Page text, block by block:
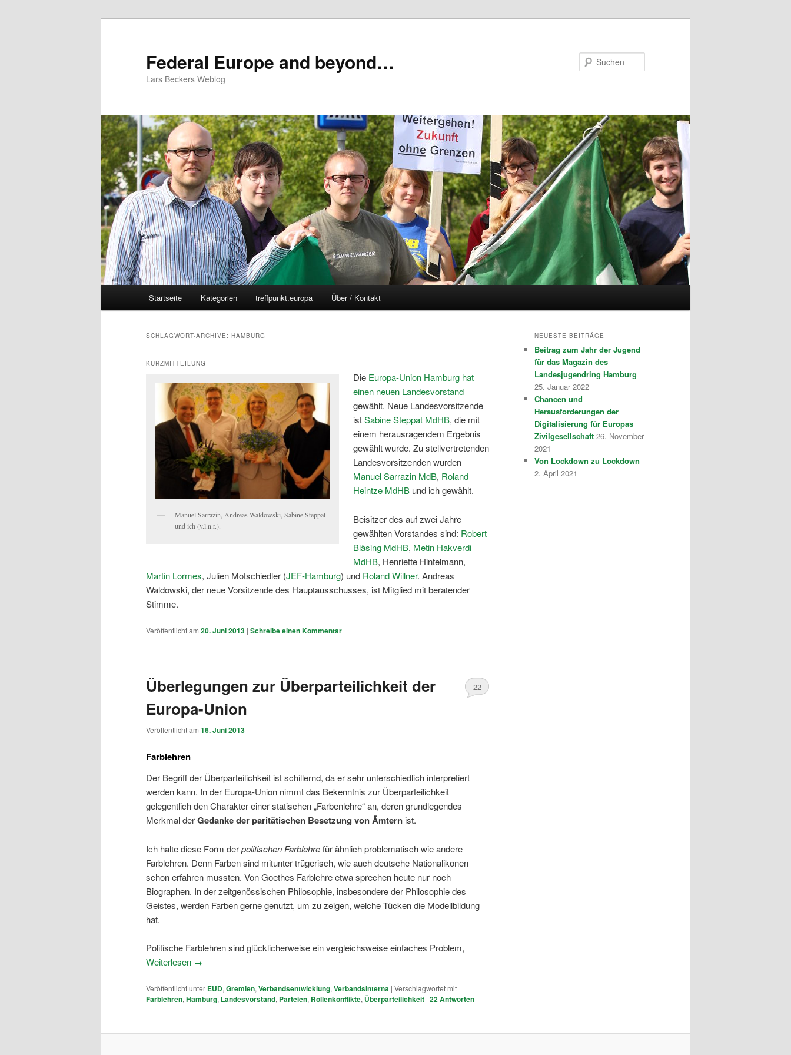
Federal Europe and beyond…
Lars Beckers Weblog
Startseite Kategorien treffpunkt.europa Über / Kontakt
SCHLAGWORT-ARCHIVE: HAMBURG
KURZMITTEILUNG
Manuel Sarrazin, Andreas Waldowski, Sabine Steppat
und ich (v.l.n.r.).
Die Europa-Union Hamburg hat
einen neuen Landesvorstand
gewählt. Neue Landesvorsitzende
istSabine Steppat MdHB, die mit
einem herausragendem Ergebnis
gewählt wurde. Zu stellvertretenden
Landesvorsitzenden wurden
Manuel Sarrazin MdB, Roland
Heintze MdHB und ich gewählt.
Beisitzer des auf zwei Jahre
gewählten Vorstandes sind: Robert
Bläsing MdHB, Metin Hakverdi
MdHB, Henriette Hintelmann,
Martin Lormes, Julien Motschiedler (JEF-Hamburg) und Roland Willner. Andreas
Waldowski, der neue Vorsitzende des Hauptausschusses, ist Mitglied mit beratender
Stimme.
Veröffentlicht am 20. Juni 2013 | Schreibe einen Kommentar
Überlegungen zur Überparteilichkeit der
Europa-Union
Veröffentlicht am 16. Juni 2013
22
Farblehren
Der Begriff der Überparteilichkeit ist schillernd, da er sehr unterschiedlich interpretiert
werden kann. In der Europa-Union nimmt das Bekenntnis zur Überparteilichkeit
gelegentlich den Charakter einer statischen „Farbenlehre“ an, deren grundlegendes
Merkmal derGedanke der paritätischen Besetzung vonÄmtern ist.
Ich halte diese Form derpolitischen Farblehrefür ähnlich problematisch wie andere
Farblehren. Denn Farben sind mitunter trügerisch, wie auch deutsche Nationalikonen
schon erfahren mussten. Von Goethes Farblehre etwa sprechen heute nur noch
Biographen. In der zeitgenössischen Philosophie, insbesondere der Philosophie des
Geistes, werden Farben gerne genutzt, um zu zeigen, welche Tücken die Modellbildung
hat.
Politische Farblehren sind glücklicherweise ein vergleichsweise einfaches Problem,
Weiterlesen →
Veröffentlicht unter EUD, Gremien, Verbandsentwicklung, Verbandsinterna | Verschlagwortet mit
Farblehren, Hamburg, Landesvorstand, Parteien, Rollenkonflikte, Überparteilichkeit | 22Antworten
NEUESTE BEITRÄGE
Beitrag zum Jahr der Jugend
für das Magazin des
Landesjugendring Hamburg
25. Januar 2022
Chancen und
Herausforderungen der
Digitalisierung für Europas
Zivilgesellschaft 26. November
2021
Von Lockdown zu Lockdown
2. April 2021